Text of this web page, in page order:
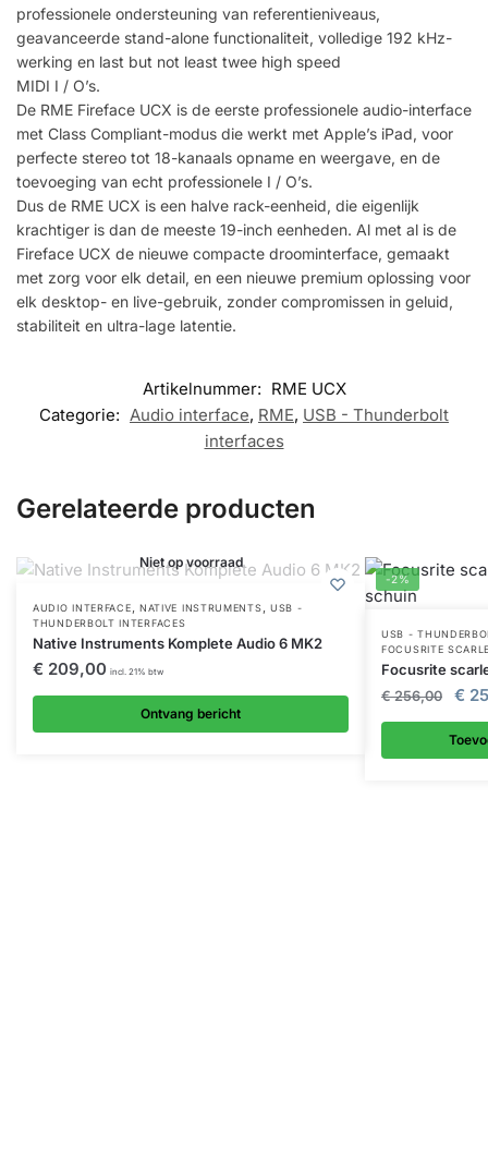
professionele ondersteuning van referentieniveaus,
geavanceerde stand-alone functionaliteit, volledige 192 kHz-
werking en last but not least twee high speed
MIDI I / O’s.
De RME Fireface UCX is de eerste professionele audio-interface
met Class Compliant-modus die werkt met Apple’s iPad, voor
perfecte stereo tot 18-kanaals opname en weergave, en de
toevoeging van echt professionele I / O’s.
Dus de RME UCX is een halve rack-eenheid, die eigenlijk
krachtiger is dan de meeste 19-inch eenheden. Al met al is de
Fireface UCX de nieuwe compacte droominterface, gemaakt
met zorg voor elk detail, en een nieuwe premium oplossing voor
elk desktop- en live-gebruik, zonder compromissen in geluid,
stabiliteit en ultra-lage latentie.
Artikelnummer: RME UCX
Categorie: Audio interface, RME, USB - Thunderbolt
interfaces
Gerelateerde producten
Niet op voorraad
AUDIO INTERFACE NATIVE INSTRUMENTS
USB -
THUNDERBOLT INTERFACES
Native Instruments Komplete Audio 6 MK2
€ 209,00 incl. 21% btw
Ontvang bericht
-2%
USB -
FOCUSRITE
Focusrite
€256,00 €